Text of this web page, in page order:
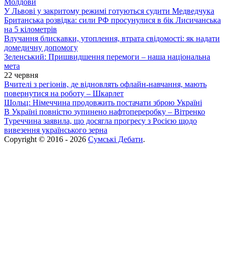
Молдови
У Львові у закритому режимі готуються судити Медведчука
Британська розвідка: сили РФ просунулися в бік Лисичанська
на 5 кілометрів
Влучання блискавки, утоплення, втрата свідомості: як надати
домедичну допомогу
Зеленський: Пришвидшення перемоги – наша національна
мета
22 червня
Вчителі з регіонів, де відновлять офлайн-навчання, мають
повернутися на роботу – Шкарлет
Шольц: Німеччина продовжить постачати зброю Україні
В Україні повністю зупинено нафтопереробку – Вітренко
Туреччина заявила, що досягла прогресу з Росією щодо
вивезення українського зерна
Copyright © 2016 - 2026 Сумські Дебати.